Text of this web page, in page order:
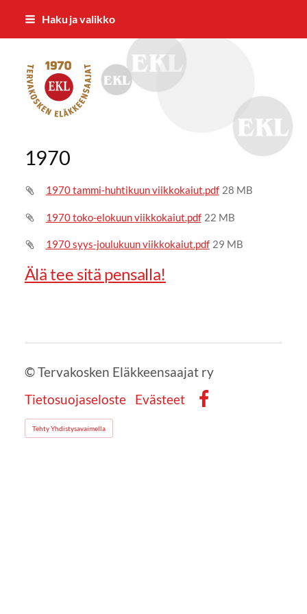
Siirry
Haku ja valikko
Tervakosken Eläkkeensaajat ry
1970
1970 tammi-huhtikuun viikkokaiut.pdf 28 MB
1970 toko-elokuun viikkokaiut.pdf 22 MB
1970 syys-joulukuun viikkokaiut.pdf 29 MB
Älä tee sitä pensalla!
©Tervakosken Eläkkeensaajat ry
Tietosuojaseloste
Evästeet
Tehty Yhdistysavaimella